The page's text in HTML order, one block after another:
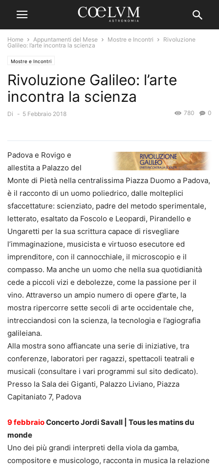
Home Appuntamenti del Mese Mostre e Incontri
Rivoluzione
Galileo: l’arte incontra la scienza
Mostre e Incontri
Rivoluzione Galileo: l’arte
incontra la scienza
Di - 5 Febbraio 2018 0
780
Padova e Rovigo e
allestita a Palazzo del
Monte di Pietà nella centralissima Piazza Duomo a Padova,
è il racconto di un uomo poliedrico, dalle molteplici
sfaccettature: scienziato, padre del metodo sperimentale,
letterato, esaltato da Foscolo e Leopardi, Pirandello e
Ungaretti per la sua scrittura capace di risvegliare
l’immaginazione, musicista e virtuoso esecutore ed
imprenditore, con il cannocchiale, il microscopio e il
compasso. Ma anche un uomo che nella sua quotidianità
cede a piccoli vizi e debolezze, come la passione per il
vino. Attraverso un ampio numero di opere d’arte, la
mostra ripercorre sette secoli di arte occidentale che,
intrecciandosi con la scienza, la tecnologia e l’agiografia
galileiana.
Alla mostra sono affiancate una serie di iniziative, tra
conferenze, laboratori per ragazzi, spettacoli teatrali e
musicali (consultare i vari programmi sul sito dedicato).
Presso la Sala dei Giganti, Palazzo Liviano, Piazza
Capitaniato 7, Padova
9 febbraioConcerto Jordi Savall | Tous les matins du
monde
Uno dei più grandi interpreti della viola da gamba,
compositore e musicologo, racconta in musica la relazione